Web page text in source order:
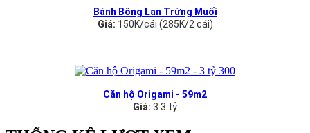
Bánh Bông Lan Trứng Muối
Giá: 150K/cái (285K/2 cái)
Căn hộ Origami - 59m2
Giá: 3.3 tỷ